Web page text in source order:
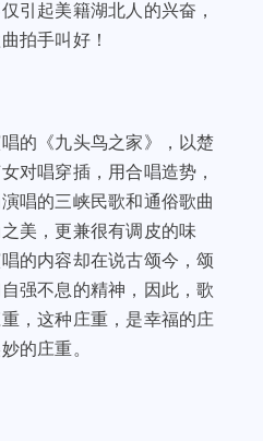
引起美籍湖北人的兴奋，
拍手叫好！
的《九头鸟之家》，以楚
对唱穿插，用合唱造势，
唱的三峡民歌和通俗歌曲
美，更兼很有调皮的味
的内容却在说古颂今，颂
强不息的精神，因此，歌
，这种庄重，是幸福的庄
的庄重。